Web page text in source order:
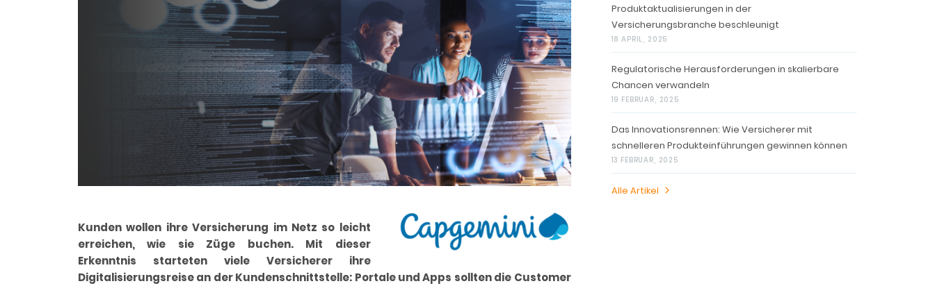
Kunden wollen ihre Versicherung im Netz so leicht
erreichen, wie sie Züge buchen. Mit dieser
Erkenntnis starteten viele Versicherer ihre
Digitalisierungsreise an der Kundenschnittstelle: Portale und Apps sollten die Customer
Produktaktualisierungen in der
Versicherungsbranche beschleunigt
18 APRIL, 2025
Regulatorische Herausforderungen in skalierbare
Chancen verwandeln
19 FEBRUAR, 2025
Das Innovationsrennen: Wie Versicherer mit
schnelleren Produkteinführungen gewinnen können
13 FEBRUAR, 2025
Alle Artikel